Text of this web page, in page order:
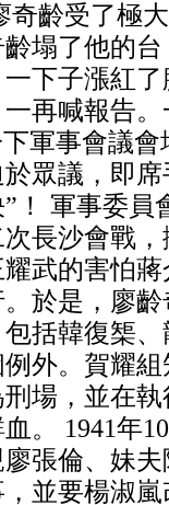
奇齡受了極
塌了他的
下子漲紅
再喊報告
軍事會議
眾議，即
！ 軍事委員
長沙會戰
武的害怕
於是，廖
括韓復榘
外。賀耀
場，並在
。 1941年
張倫、妹
並要楊淑